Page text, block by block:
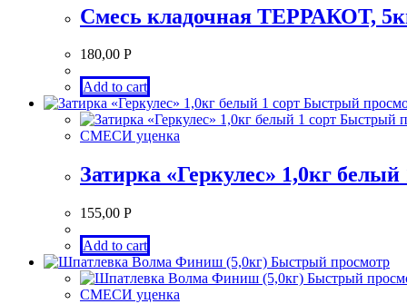
Смесь кладочная ТЕРРАКОТ,
180,00 Р
Add to cart
Быстрый
Быстрый
СМЕСИ уценка
Затирка «Геркулес» 1,0кг белый
155,00 Р
Add to cart
Быстрый просмотр
Быстрый
СМЕСИ уценка